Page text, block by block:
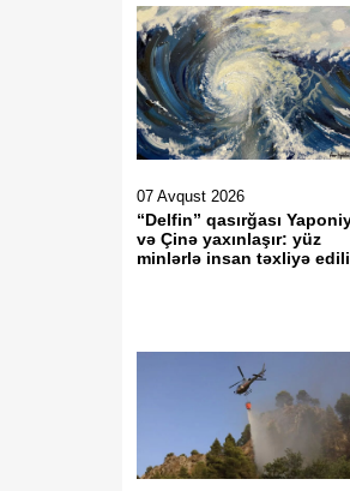
07 Avqust 2026
“Delfin” qasırğası
və Çinə yaxınlaşır: yüz
minlərlə insan təxliyə